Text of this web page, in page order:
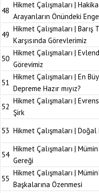
48
Hikmet Çalışmaları |
Arayanların Önündeki
49
Hikmet Çalışmaları | Barış
Karşısında Görevlerimiz
50
Hikmet Çalışmaları |
Görevimiz
51
Hikmet Çalışmaları | En
Depreme Hazır mıyız?
52
Hikmet Çalışmaları |
Şirk
53 Hikmet Çalışmaları | Doğal
54
Hikmet Çalışmaları |
Gereği
55
Hikmet Çalışmaları |
Başkalarına Özenmesi